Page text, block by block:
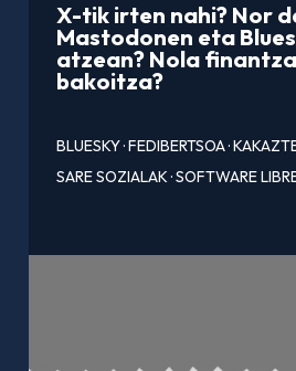
X-tik irten nahi? Nor
Mastodonen eta
atzean? Nola
bakoitza?
BLUESKY·FEDIBERTSOA·
SARE SOZIALAK·SOFTWARE